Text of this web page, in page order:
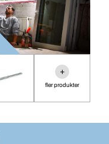
+
fler produkter